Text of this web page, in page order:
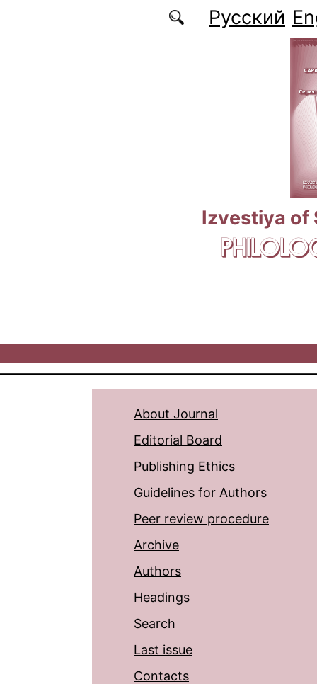
Русский
Izvestiya of
About Journal
Editorial Board
Publishing Ethics
Guidelines for Authors
Peer review procedure
Archive
Authors
Headings
Search
Last issue
Contacts